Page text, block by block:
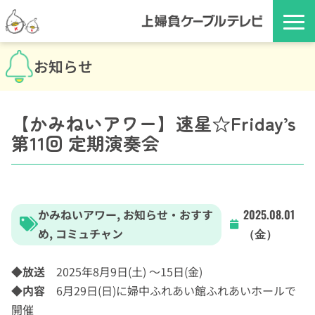
お知らせ
【かみねいアワー】速星☆Friday’s
第11回 定期演奏会
かみねいアワー, お知らせ・おすす
め, コミュチャン
2025.08.01
（金）
◆放送 2025年8月9日(土) ～15日(金)
◆内容 6月29日(日)に婦中ふれあい館ふれあいホールで
開催